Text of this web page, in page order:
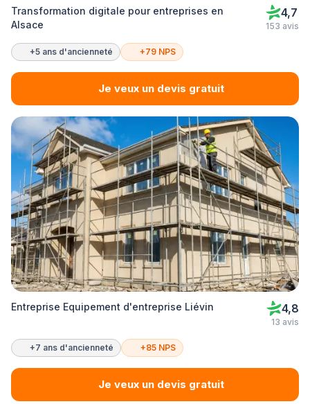
Transformation digitale pour entreprises en
Alsace
4,7
153 avis
+5 ans d'ancienneté +79 NPS
Je veux un devis gratuit
Entreprise Equipement d'entreprise Liévin 4,8
13 avis
+7 ans d'ancienneté +85 NPS
Je veux un devis gratuit